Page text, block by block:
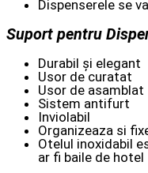
Dispenserele se
Suport pentru
Durabil și elegant
Usor de curatat
Usor de asamblat
Sistem antifurt
Inviolabil
Organizeaza si
Otelul inoxidabil
ar fi baile de hotel